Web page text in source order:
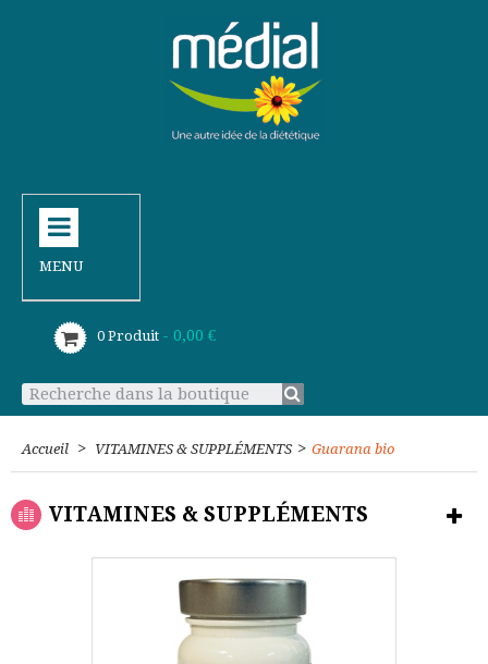
MENU
0Produit - 0,00 €
Accueil > VITAMINES & SUPPLÉMENTS > Guarana bio
VITAMINES & SUPPLÉMENTS